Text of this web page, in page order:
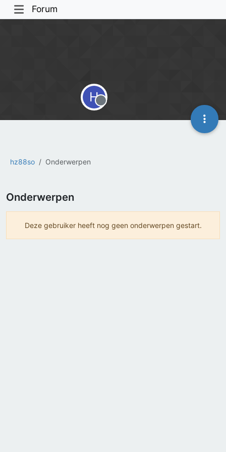
Forum
hz88so Onderwerpen
H
Offline
Onderwerpen
Deze gebruiker heeft nog geen onderwerpen gestart.